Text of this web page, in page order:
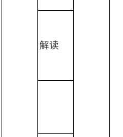
解读